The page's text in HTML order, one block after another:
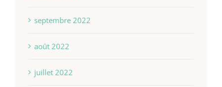
septembre 2022
août 2022
juillet 2022